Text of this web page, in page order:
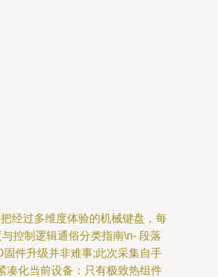
经过多维度体验的机械键盘，每
控制逻辑通俗分类指南\n- 段落
件升级并非难事;此次采集自手
凑化当前设备：只有极致热组件